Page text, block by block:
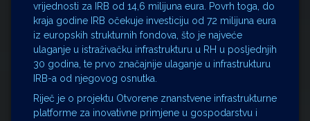
vrijednosti za IRB od 14,6 milijuna eura. Povrh toga, do
kraja godine IRB očekuje investiciju od 72 milijuna eura
iz europskih strukturnih fondova, što je najveće
ulaganje u istraživačku infrastrukturu u RH u posljednjih
30 godina, te prvo značajnije ulaganje u infrastrukturu
IRB-a od njegovog osnutka.
Riječ je o projektu Otvorene znanstvene infrastrukturne
platforme za inovativne primjene u gospodarstvu i